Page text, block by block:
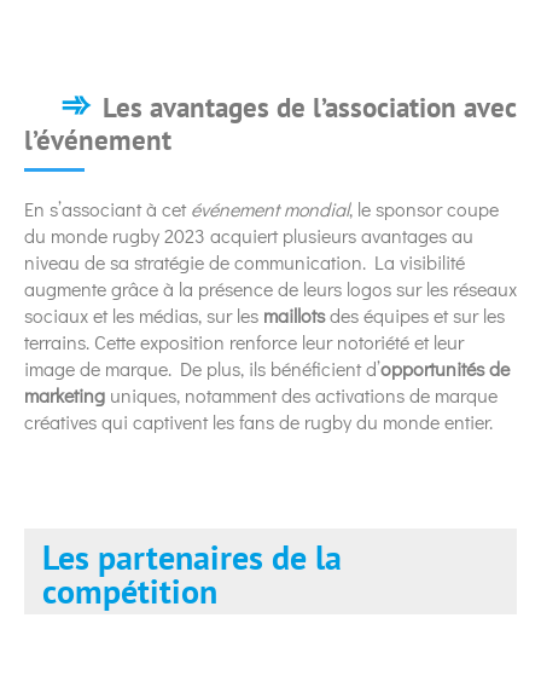
Les avantages de l’association avec
l’événement
En s’associant à cetévénement mondial, le sponsor coupe
du monde rugby 2023 acquiert plusieurs avantages au
niveau de sa stratégie de communication. La visibilité
augmente grâce à la présence de leurs logos sur les réseaux
sociaux et les médias, sur les maillotsdes équipes et sur les
terrains. Cette exposition renforce leur notoriété et leur
image de marque. De plus, ils bénéficient d’opportunités de
marketing uniques, notamment des activations de marque
créatives qui captivent les fans de rugby du monde entier.
Les partenaires de la
compétition